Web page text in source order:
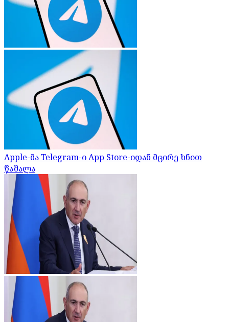
Apple-მა Telegram-ი App Store-იდან მცირე ხნით
წაშალა